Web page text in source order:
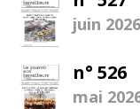
juin 2026
n° 526
mai